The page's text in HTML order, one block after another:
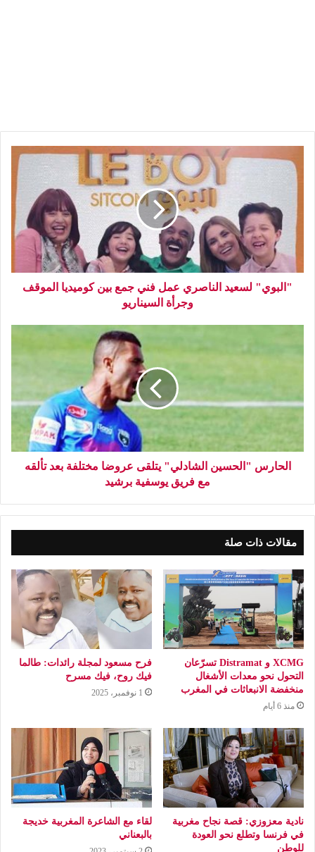
"البوي" لسعيد الناصري عمل فني جمع بين كوميديا الموقف
وجرأة السيناريو
الحارس "الحسين الشادلي" يتلقى عروضا مختلفة بعد تألقه
مع فريق يوسفية برشيد
مقالات ذات صلة
XCMG و Distramat تسرّعان
التحول نحو معدات الأشغال
منخفضة الانبعاثات في المغرب
منذ 6 أيام
فرح مسعود لمجلة رائدات: طالما
فيك روح، فيك مسرح
1 نوفمبر، 2025
نادية معزوزي: قصة نجاح مغربية
في فرنسا وتطلع نحو العودة
للوطن
لقاء مع الشاعرة المغربية خديجة
بالبعناني